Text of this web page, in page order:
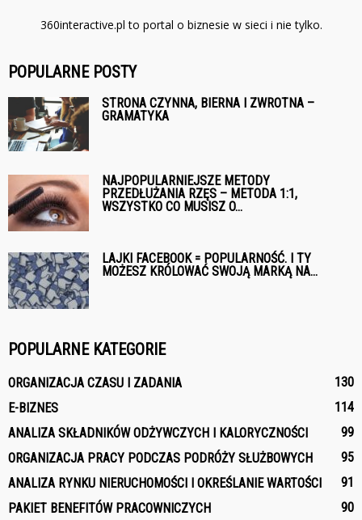
360interactive.pl to portal o biznesie w sieci i nie tylko.
POPULARNE POSTY
STRONA CZYNNA, BIERNA I ZWROTNA –
GRAMATYKA
NAJPOPULARNIEJSZE METODY
PRZEDŁUŻANIA RZĘS – METODA 1:1,
WSZYSTKO CO MUSISZ O...
LAJKI FACEBOOK = POPULARNOŚĆ. I TY
MOŻESZ KRÓLOWAĆ SWOJĄ MARKĄ NA...
POPULARNE KATEGORIE
ORGANIZACJA CZASU I ZADANIA
130
E-BIZNES
114
ANALIZA SKŁADNIKÓW ODŻYWCZYCH I KALORYCZNOŚCI
99
ORGANIZACJA PRACY PODCZAS PODRÓŻY SŁUŻBOWYCH
95
ANALIZA RYNKU NIERUCHOMOŚCI I OKREŚLANIE WARTOŚCI
91
PAKIET BENEFITÓW PRACOWNICZYCH
90